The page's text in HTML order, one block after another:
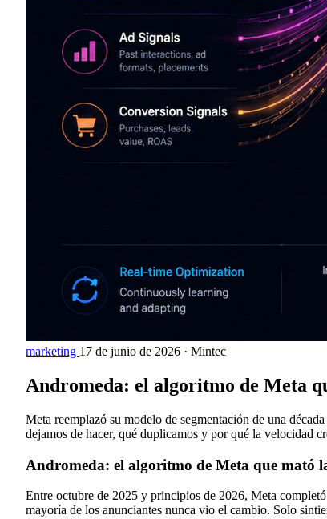
marketing 17 de junio de 2026 · Mintec
Andromeda: el algoritmo de Meta
Meta reemplazó su modelo de segmentación de una
dejamos de hacer, qué duplicamos y por qué la velocidad
Andromeda: el algoritmo de Meta que mató
Entre octubre de 2025 y principios de 2026, Meta
mayoría de los anunciantes nunca vio el cambio. Solo